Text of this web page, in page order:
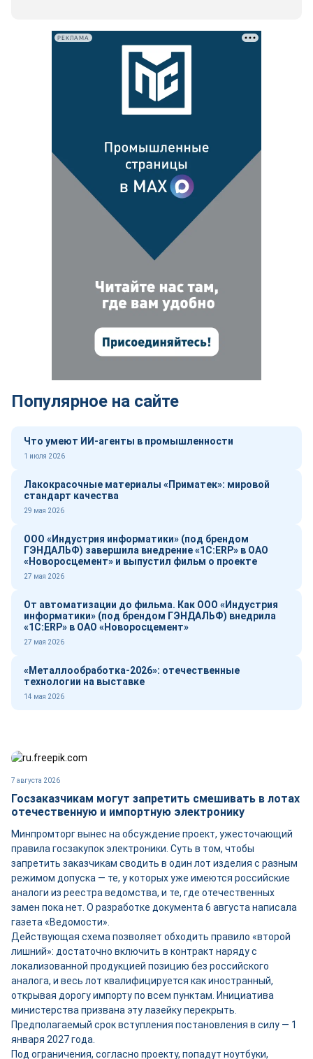
РЕКЛАМА
Популярное на сайте
Что умеют ИИ-агенты в промышленности
1 июля 2026
Лакокрасочные материалы «Приматек»: мировой
стандарт качества
29 мая 2026
ООО «Индустрия информатики» (под брендом
ГЭНДАЛЬФ) завершила внедрение «1С:ERP» в ОАО
«Новоросцемент» и выпустил фильм о проекте
27 мая 2026
От автоматизации до фильма. Как ООО «Индустрия
информатики» (под брендом ГЭНДАЛЬФ) внедрила
«1С:ERP» в ОАО «Новоросцемент»
27 мая 2026
«Металлообработка-2026»: отечественные
технологии на выставке
14 мая 2026
7 августа 2026
Госзаказчикам могут запретить смешивать в лотах
отечественную и импортную электронику
Минпромторг вынес на обсуждение проект, ужесточающий
правила госзакупок электроники. Суть в том, чтобы
запретить заказчикам сводить в один лот изделия с разным
режимом допуска — те, у которых уже имеются российские
аналоги из реестра ведомства, и те, где отечественных
замен пока нет. О разработке документа 6 августа написала
газета «Ведомости».
Действующая схема позволяет обходить правило «второй
лишний»: достаточно включить в контракт наряду с
локализованной продукцией позицию без российского
аналога, и весь лот квалифицируется как иностранный,
открывая дорогу импорту по всем пунктам. Инициатива
министерства призвана эту лазейку перекрыть.
Предполагаемый срок вступления постановления в силу — 1
января 2027 года.
Под ограничения, согласно проекту, попадут ноутбуки,